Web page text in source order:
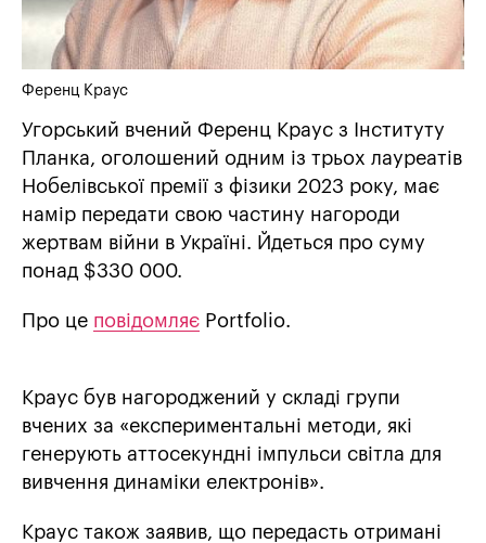
Ференц Краус
Угорський вчений Ференц Краус з Інституту
Планка, оголошений одним із трьох лауреатів
Нобелівської премії з фізики 2023 року, має
намір передати свою частину нагороди
жертвам війни в Україні. Йдеться про суму
понад $330 000.
Про це повідомляє Portfolio.
Краус був нагороджений у складі групи
вчених за «експериментальні методи, які
генерують аттосекундні імпульси світла для
вивчення динаміки електронів».
Краус також заявив, що передасть отримані